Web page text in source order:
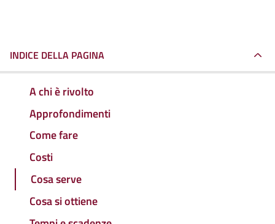
INDICE DELLA PAGINA
A chi è rivolto
Approfondimenti
Come fare
Costi
Cosa serve
Cosa si ottiene